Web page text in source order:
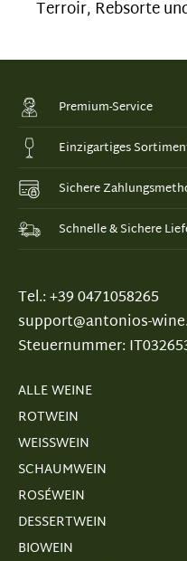
Terroir, Rebsorte
Premium-Service
Einzigartiges
Sichere
Schnelle & Sichere
Tel.: +39 0471058265
support@antonios-
Steuernummer:
ALLE WEINE
ROTWEIN
WEISSWEIN
SCHAUMWEIN
ROSÉWEIN
DESSERTWEIN
BIOWEIN